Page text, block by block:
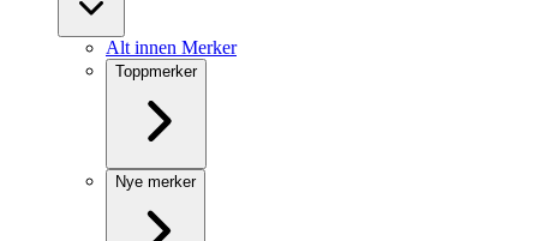
Alt innen Merker
Toppmerker
Nye merker